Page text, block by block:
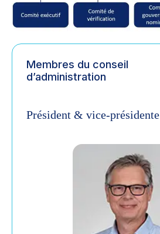
Membres du conseil
d’administration
Président & vice-présidente